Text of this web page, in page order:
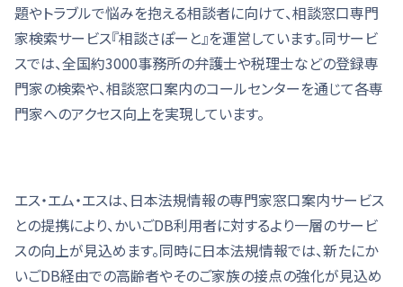
題やトラブルで悩みを抱える相談者に向けて、相談窓口専門
家検索サービス『相談さぽーと』を運営しています。同サービ
スでは、全国約3000事務所の弁護士や税理士などの登録専
門家の検索や、相談窓口案内のコールセンターを通じて各専
門家へのアクセス向上を実現しています。
エス・エム・エスは、日本法規情報の専門家窓口案内サービス
との提携により、かいごDB利用者に対するより一層のサービ
スの向上が見込めます。同時に日本法規情報では、新たにか
いごDB経由での高齢者やそのご家族の接点の強化が見込め